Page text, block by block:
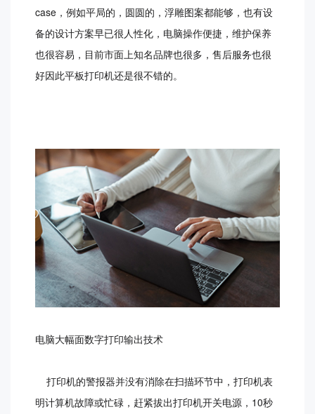
case，例如平局的，圆圆的，浮雕图案都能够，也有设
备的设计方案早已很人性化，电脑操作便捷，维护保养
也很容易，目前市面上知名品牌也很多，售后服务也很
好因此平板打印机还是很不错的。
电脑大幅面数字打印输出技术
打印机的警报器并没有消除在扫描环节中，打印机表
明计算机故障或忙碌，赶紧拔出打印机开关电源，10秒